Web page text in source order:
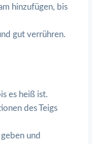
hinzufügen, bis
gut verrühren.
es heiß ist.
des Teigs
und